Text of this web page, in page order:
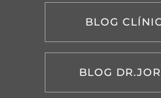
BLOG
BLOG